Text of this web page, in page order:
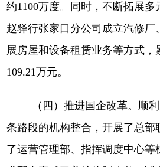
约1100万度。同时，不断拓展
赵驿行张家口分公司成立汽修厂
展房屋和设备租赁业务等方式，
109.21万元。
（四）推进国企改革。 顺
条路段的机构整合，开展了总部
了运营管理部、指挥调度中心等